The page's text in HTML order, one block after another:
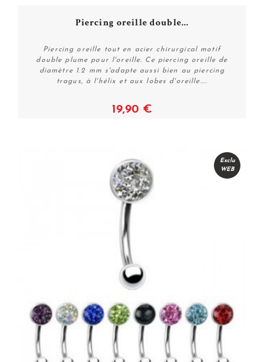
Plus de détails
Piercing oreille double...
Piercing oreille tout en acier chirurgical motif
double plume pour l'oreille. Ce piercing oreille de
diamètre 1.2 mm s'adapte aussi bien au piercing
tragus, à l'hélix et aux lobes d'oreille....
19,90 €
Exclu
WEB